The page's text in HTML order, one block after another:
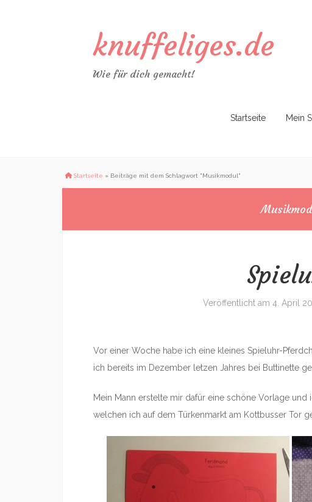
knuffeliges.de
Wie für dich gemacht!
Startseite Mein
Startseite » Beiträge mit dem Schlagwort "Musikmodul"
Veröffentlicht am 4. April
Vor einer Woche habe ich eine kleines Spieluhr-
ich bereits im Dezember letzen Jahres bei Buttinette
Mein Mann erstelte mir dafür eine schöne Vorlage und
welchen ich auf dem Türkenmarkt am Kottbusser Tor